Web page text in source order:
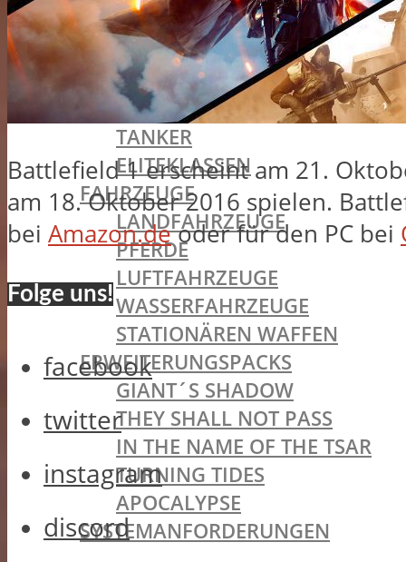
MEDIC
SUPPORT
SCOUT
PILOT
TANKER
ELITEKLASSEN
FAHRZEUGE
LANDFAHRZEUGE
PFERDE
LUFTFAHRZEUGE
WASSERFAHRZEUGE
STATIONÄREN WAFFEN
ERWEITERUNGSPACKS
GIANT´S SHADOW
THEY SHALL NOT PASS
IN THE NAME OF THE TSAR
TURNING TIDES
APOCALYPSE
SYSTEMANFORDERUNGEN
Battlefield 1 erscheint am 21.
am 18. Oktober 2016 spielen.
bei Amazon.deoder für den PC bei
Folge uns!
facebook
twitter
instagram
discord